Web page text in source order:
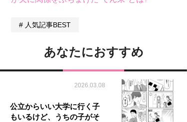
人気記事BEST
あなたにおすすめ
2026.03.08
公立からいい大学に行く子
もいるけど、うちの子がそ